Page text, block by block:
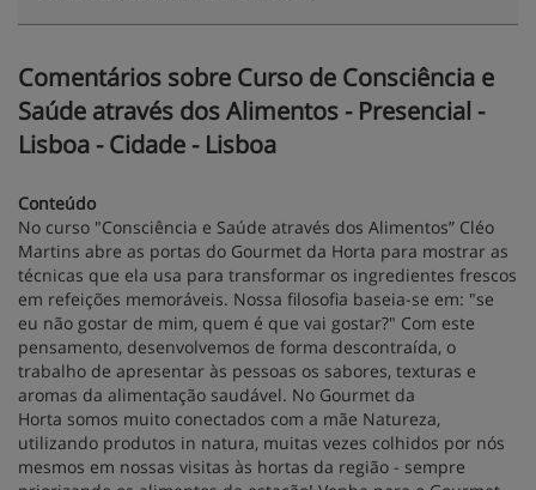
Comentários sobre Curso de Consciência e
Saúde através dos Alimentos - Presencial -
Lisboa - Cidade - Lisboa
Conteúdo
No curso "Consciência e Saúde através dos Alimentos” Cléo
Martins abre as portas do Gourmet da Horta para mostrar as
técnicas que ela usa para transformar os ingredientes frescos
em refeições memoráveis. Nossa filosofia baseia-se em: "se
eu não gostar de mim, quem é que vai gostar?" Com este
pensamento, desenvolvemos de forma descontraída, o
trabalho de apresentar às pessoas os sabores, texturas e
aromas da alimentação saudável. ​No Gourmet da
Horta somos muito conectados com a mãe Natureza,
utilizando produtos in natura, muitas vezes colhidos por nós
mesmos em nossas visitas às hortas da região - sempre